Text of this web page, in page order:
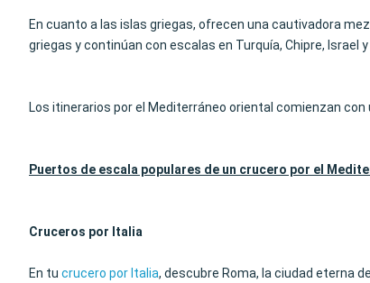
En cuanto a las islas griegas, ofrecen una cautivadora
griegas y continúan con escalas en Turquía, Chipre, Israel y
Los itinerarios por el Mediterráneo oriental comienzan
Puertos de escala populares de un crucero por el
Cruceros por Italia
En tu crucero por Italia, descubre Roma, la ciudad eterna